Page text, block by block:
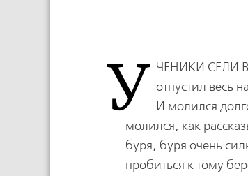
У ЧЕНИКИ СЕЛИ В
отпустил весь
И молился
молился, как
буря, буря очень
пробиться к тому